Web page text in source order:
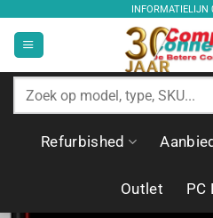
inhoud
INFORMATIELIJN
Zoek
producten
Refurbished
Outlet PC